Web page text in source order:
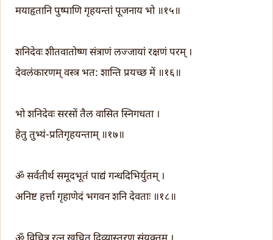
मयाहृतानि पुष्पाणि गृहयन्तां पूजनाय भो ॥१५॥
शनिदेवः शीतवातोष्ण संत्राणं लज्जायां रक्षणं परम् ।
देवलंकारणम् वस्त्र भत: शान्ति प्रयच्छ में ॥१६॥
भो शनिदेवः सरसों तैल वासित स्निगधता ।
हेतु तुभ्यं-प्रतिगृहयन्ताम् ॥१७॥
ॐ सर्वतीर्थ समूदभूतं पाद्यं गन्धदिभिर्युतम् ।
अनिष्ट हर्त्ता गृहाणेदं भगवन शनि देवताः ॥१८॥